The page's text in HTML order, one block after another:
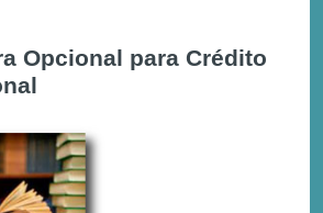
Opcional para Crédito